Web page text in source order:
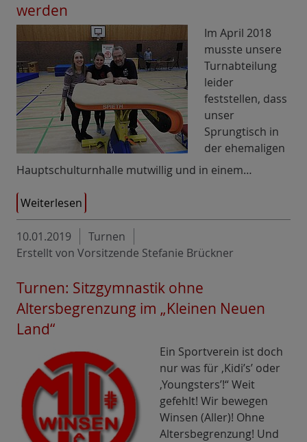
werden
Im April 2018
musste unsere
Turnabteilung
leider
feststellen, dass
unser
Sprungtisch in
der ehemaligen
Hauptschulturnhalle mutwillig und in einem…
Weiterlesen
10.01.2019
Turnen
Erstellt von Vorsitzende Stefanie Brückner
Turnen: Sitzgymnastik ohne
Altersbegrenzung im „Kleinen Neuen
Land“
Ein Sportverein ist doch
nur was für ‚Kidi’s’ oder
‚Youngsters’!“ Weit
gefehlt! Wir bewegen
Winsen (Aller)! Ohne
Altersbegrenzung! Und